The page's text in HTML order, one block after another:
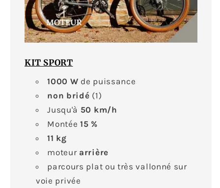
KIT SPORT
1000 W de puissance
non bridé (1)
Jusqu'à 50 km/h
Montée15 %
11 kg
moteur arrière
parcours plat ou très vallonné sur
voie privée